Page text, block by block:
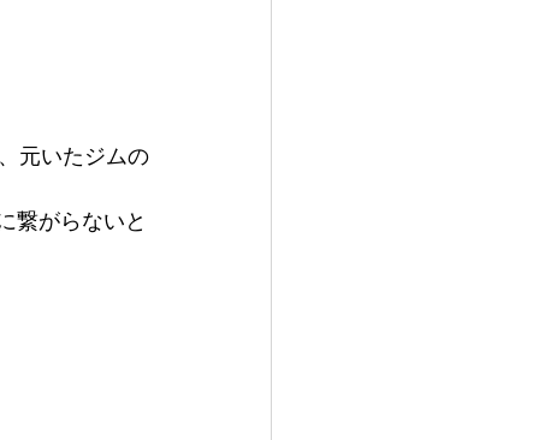
元いたジムの
繋がらないと